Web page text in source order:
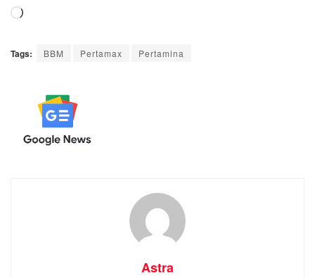
Memuat...
Tags: BBM Pertamax Pertamina
Astra